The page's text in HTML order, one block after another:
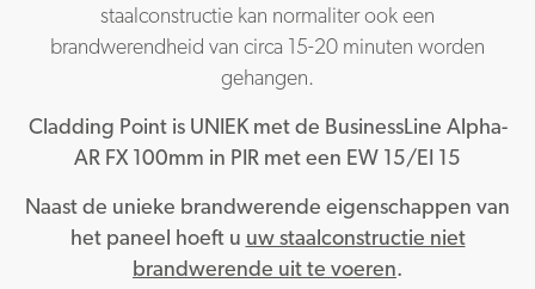
staalconstructie kan normaliter ook een
brandwerendheid van circa 15-20 minuten worden
gehangen.
Cladding Point is UNIEK met de BusinessLine Alpha-
AR FX 100mm in PIR met een EW 15/EI 15
Naast de unieke brandwerende eigenschappen van
het paneel hoeft u uw staalconstructie niet
brandwerende uit te voeren.